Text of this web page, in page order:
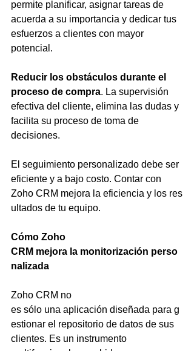
permite planificar, asignar tareas de
acuerda a su importancia y dedicar tus
esfuerzos a clientes con mayor
potencial.
Reducir los obstáculos durante el
proceso de compra. La supervisión
efectiva del cliente, elimina las dudas y
facilita su proceso de toma de
decisiones.
El seguimiento personalizado debe ser
eficiente y a bajo costo. Contar con
Zoho CRM mejora la eficiencia y los res
ultados de tu equipo.
Cómo Zoho
CRM mejora la monitorización perso
nalizada
Zoho CRM no
es sólo una aplicación diseñada para g
estionar el repositorio de datos de sus
clientes. Es un instrumento